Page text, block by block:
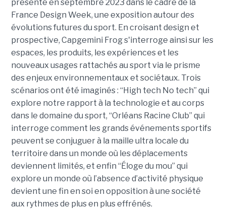
présenté en septembre 2023 dans le cadre de la
France Design Week, une exposition autour des
évolutions futures du sport. En croisant design et
prospective, Capgemini Frog s'interroge ainsi sur les
espaces, les produits, les expériences et les
nouveaux usages rattachés au sport via le prisme
des enjeux environnementaux et sociétaux. Trois
scénarios ont été imaginés : “High tech No tech” qui
explore notre rapport à la technologie et au corps
dans le domaine du sport, “Orléans Racine Club” qui
interroge comment les grands événements sportifs
peuvent se conjuguer à la maille ultra locale du
territoire dans un monde où les déplacements
deviennent limités, et enfin “Éloge du mou” qui
explore un monde où l’absence d’activité physique
devient une fin en soi en opposition à une société
aux rythmes de plus en plus effrénés.